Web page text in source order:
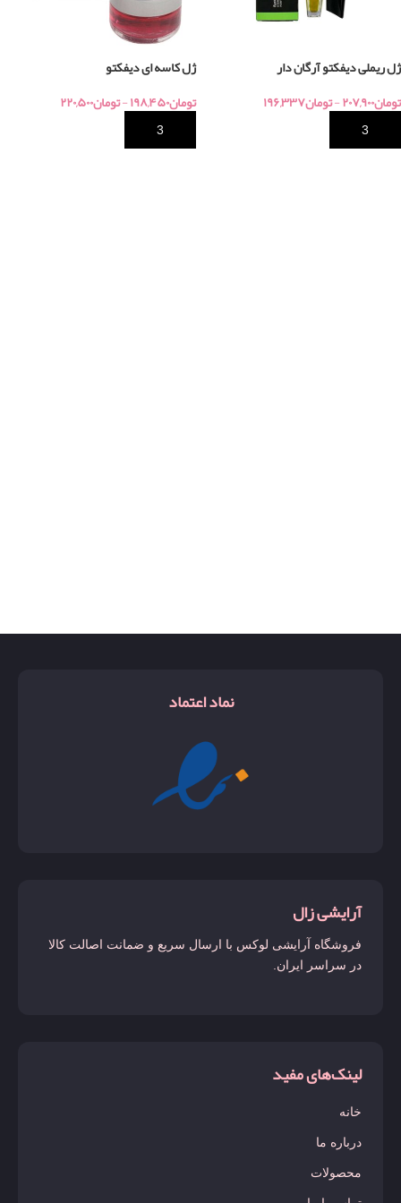
ژل ریملی دیفکتو آرگان دار
تومان۲۰۷,۹۰۰-تومان۱۹۶,۳۳۷
ژل کاسه ای دیفکتو
تومان۱۹۸,۴۵۰-تومان۲۲۰,۵۰۰
نماد اعتماد
آرایشی زال
فروشگاه آرایشی لوکس با ارسال سریع و ضمانت اصالت کالا
در سراسر ایران.
لینک‌های مفید
خانه
درباره ما
محصولات